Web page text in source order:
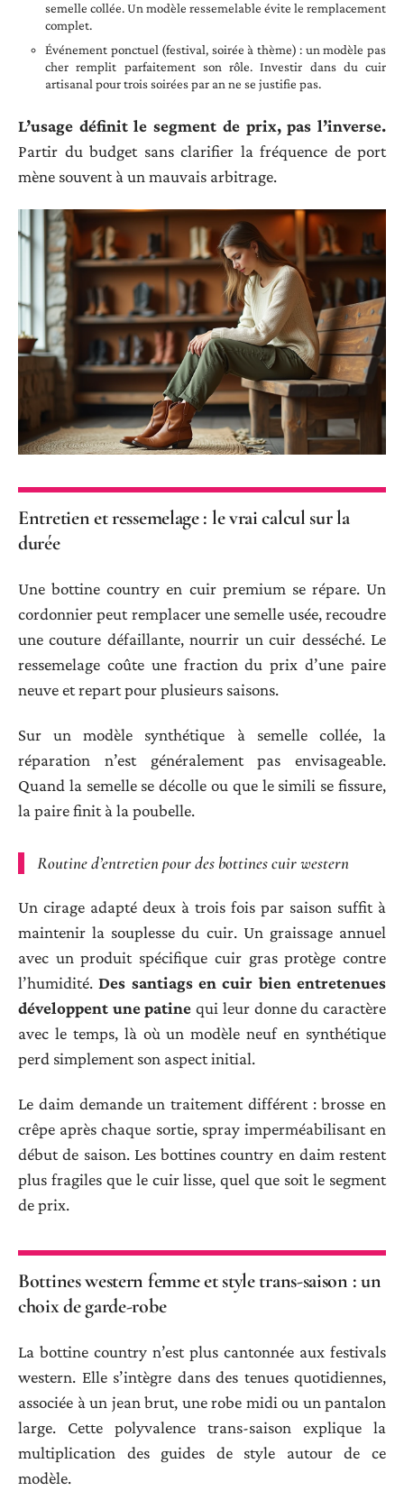
semelle collée. Un modèle ressemelable évite le remplacement
complet.
Événement ponctuel (festival, soirée à thème) : un modèle pas
cher remplit parfaitement son rôle. Investir dans du cuir
artisanal pour trois soirées par an ne se justifie pas.
L’usage définit le segment de prix, pas l’inverse.
Partir du budget sans clarifier la fréquence de port
mène souvent à un mauvais arbitrage.
Entretien et ressemelage : le vrai calcul sur la
durée
Une bottine country en cuir premium se répare. Un
cordonnier peut remplacer une semelle usée, recoudre
une couture défaillante, nourrir un cuir desséché. Le
ressemelage coûte une fraction du prix d’une paire
neuve et repart pour plusieurs saisons.
Sur un modèle synthétique à semelle collée, la
réparation n’est généralement pas envisageable.
Quand la semelle se décolle ou que le simili se fissure,
la paire finit à la poubelle.
Routine d’entretien pour des bottines cuir western
Un cirage adapté deux à trois fois par saison suffit à
maintenir la souplesse du cuir. Un graissage annuel
avec un produit spécifique cuir gras protège contre
l’humidité.Des santiags en cuir bien entretenues
développent une patine qui leur donne du caractère
avec le temps, là où un modèle neuf en synthétique
perd simplement son aspect initial.
Le daim demande un traitement différent : brosse en
crêpe après chaque sortie, spray imperméabilisant en
début de saison. Les bottines country en daim restent
plus fragiles que le cuir lisse, quel que soit le segment
de prix.
Bottines western femme et style trans-saison : un
choix de garde-robe
La bottine country n’est plus cantonnée aux festivals
western. Elle s’intègre dans des tenues quotidiennes,
associée à un jean brut, une robe midi ou un pantalon
large. Cette polyvalence trans-saison explique la
multiplication des guides de style autour de ce
modèle.